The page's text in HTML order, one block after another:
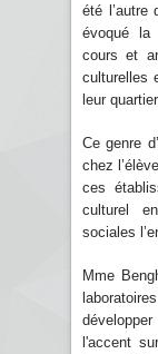
été l’autre
évoqué la
cours et
culturelles
leur quartier.
Ce genre
chez
ces
culturel
sociales
Mme
l'accent